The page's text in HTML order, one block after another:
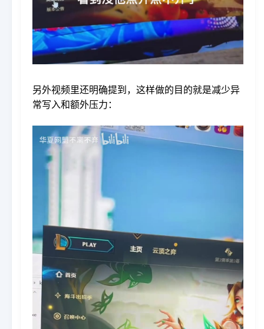
另外视频里还明确提到，这样做的目的就是减少异
常写入和额外压力：